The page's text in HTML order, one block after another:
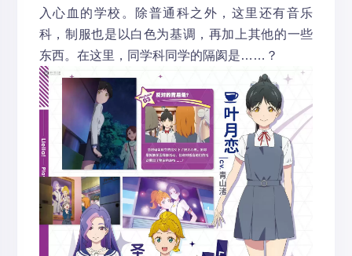
入心血的学校。除普通科之外，这里还有音乐
科，制服也是以白色为基调，再加上其他的一些
东西。在这里，同学科同学的隔阂是……？